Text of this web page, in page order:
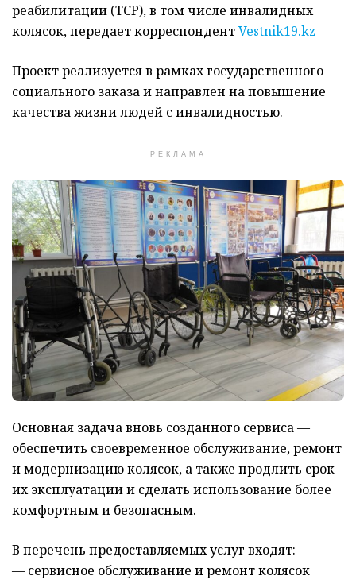
реабилитации (ТСР), в том числе инвалидных
колясок, передает корреспондентVestnik19.kz
Проект реализуется в рамках государственного
социального заказа и направлен на повышение
качества жизни людей с инвалидностью.
РЕКЛАМА
Основная задача вновь созданного сервиса —
обеспечить своевременное обслуживание, ремонт
и модернизацию колясок, а также продлить срок
их эксплуатации и сделать использование более
комфортным и безопасным.
В перечень предоставляемых услуг входят:
— сервисное обслуживание и ремонт колясок